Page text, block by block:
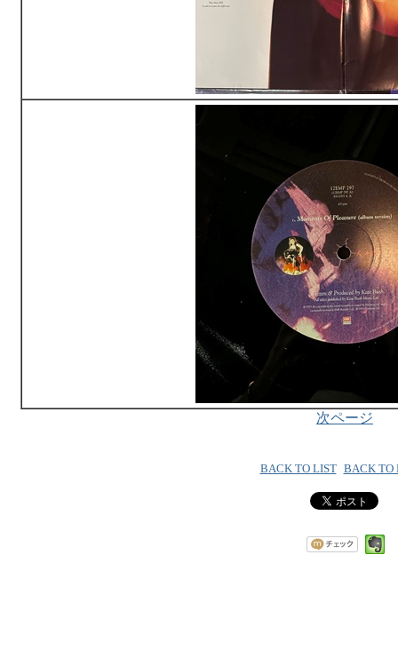
次ページ
BACK TO LIST BACK TO